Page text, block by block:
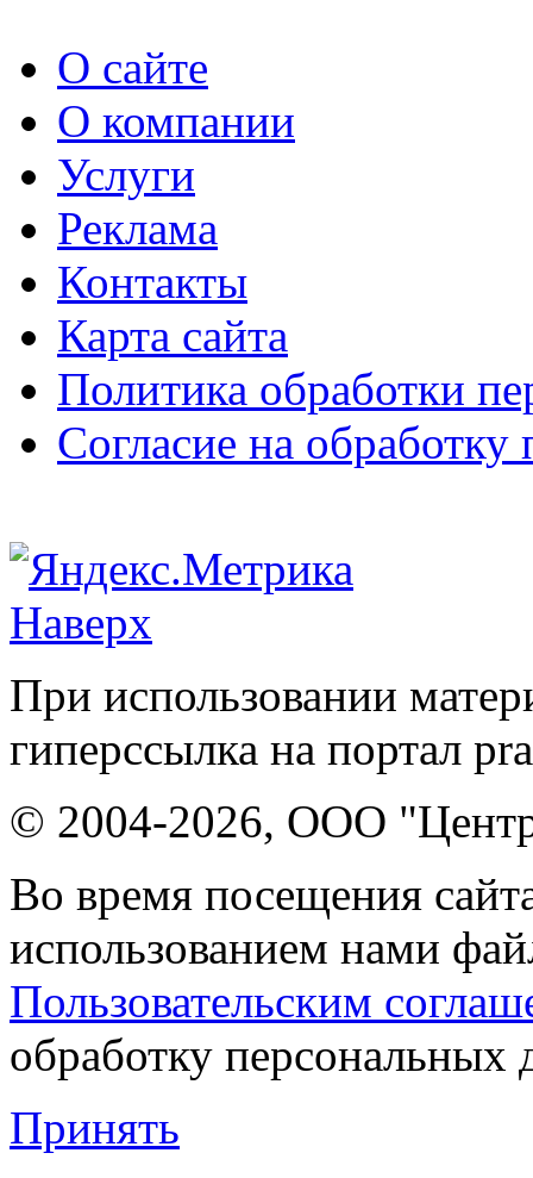
О сайте
О компании
Услуги
Реклама
Контакты
Карта сайта
Политика обработки
Согласие на
Наверх
При использовании
гиперссылка на портал
© 2004-2026, ООО "Центр
Во время посещения
использованием нами
Пользовательским
обработку персональных
Принять